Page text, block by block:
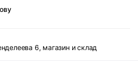
6, магазин и склад